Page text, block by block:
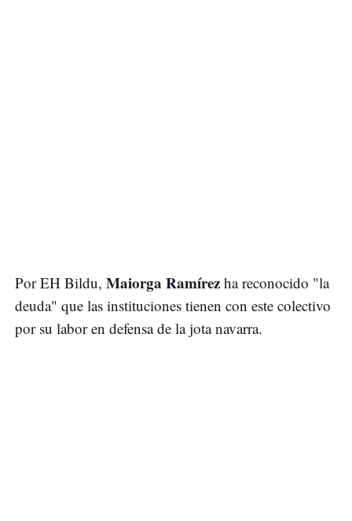
Por EH Bildu, Maiorga Ramírez ha reconocido "la
deuda" que las instituciones tienen con este colectivo
por su labor en defensa de la jota navarra.